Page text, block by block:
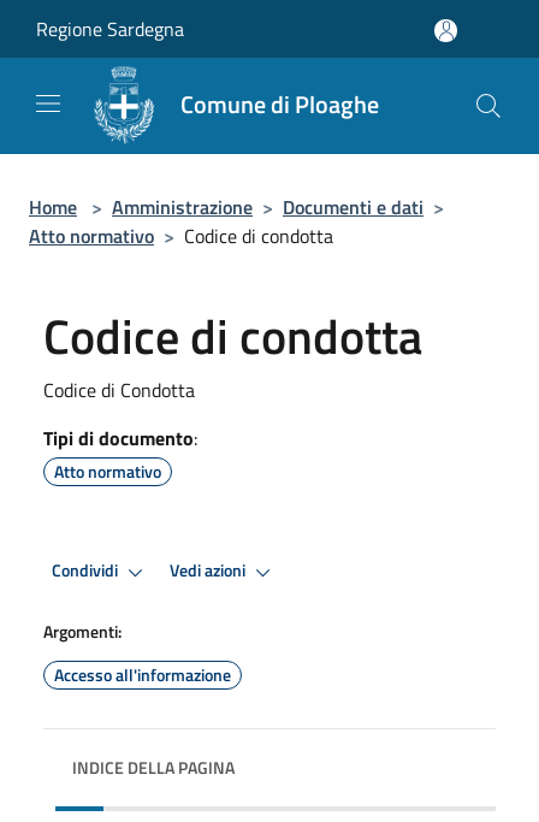
Regione Sardegna
Comune di Ploaghe
Home > Amministrazione > Documenti e dati >
Atto normativo > Codice di condotta
Codice di condotta
Codice di Condotta
Tipi di documento:
Atto normativo
Condividi Vedi azioni
Argomenti:
Accesso all'informazione
INDICE DELLA PAGINA